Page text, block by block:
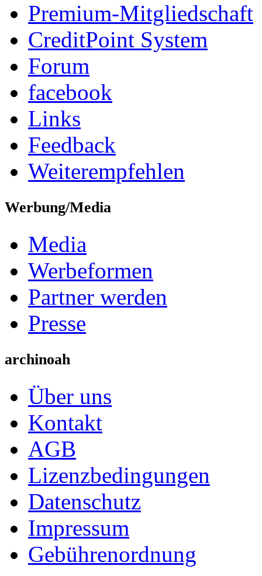
Premium-Mitgliedschaft
CreditPoint System
Forum
facebook
Links
Feedback
Weiterempfehlen
Werbung/Media
Media
Werbeformen
Partner werden
Presse
archinoah
Über uns
Kontakt
AGB
Lizenzbedingungen
Datenschutz
Impressum
Gebührenordnung